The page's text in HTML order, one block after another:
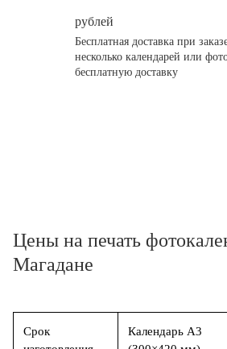
рублей
Бесплатная доставка при
несколько календарей или
бесплатную доставку
Цены на печать
Магадане
Срок
Календарь А3